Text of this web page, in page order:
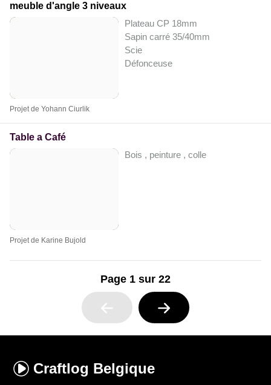
meuble d'angle 3 niveaux
Plateau CP 18mm
Sapin carré 35/40mm
Scie
Défonceuse
Projet de Yohann Ciurlik
Table a Café
Bois , peinture , colle
Projet de Karine Bujold
Page 1 sur 22
Craftlog Belgique